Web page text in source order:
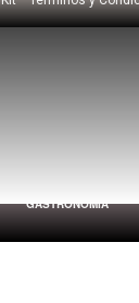
GASTRONOMÍA